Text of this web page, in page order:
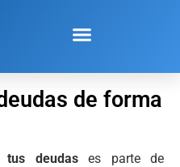
de forma
deudases parte de